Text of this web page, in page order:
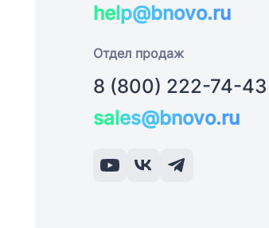
help@bnovo.ru
Отдел продаж
8 (800) 222-74-43
sales@bnovo.ru